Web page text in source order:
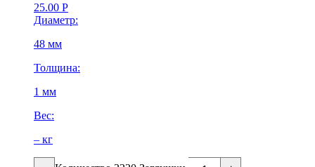
25.00 Р
Диаметр:
48 мм
Толщина:
1 мм
Вес:
– кг